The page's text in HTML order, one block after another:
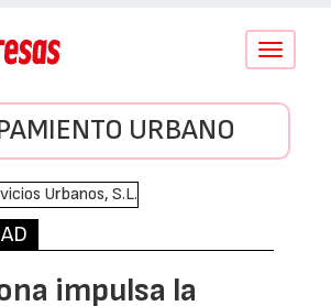
Conmutar
URBANO
impulsa la